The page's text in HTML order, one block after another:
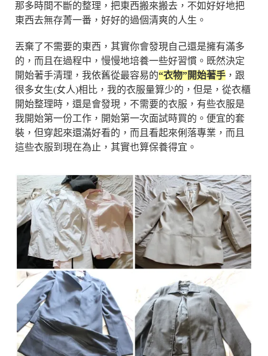
那多時間不斷的整理，把東西搬來搬去，不如好好地把
東西去無存菁一番，好好的過個清爽的人生。
丟棄了不需要的東西，其實你會發現自己還是擁有滿多
的，而且在過程中，慢慢地培養一些好習慣。既然決定
開始著手清理，我依舊從最容易的“衣物”開始著手 ，跟
很多女生(女人)相比，我的衣服量算少的，但是，從衣櫃
開始整理時，還是會發現，不需要的衣服，有些衣服是
我開始第一份工作，開始第一次面試時買的。便宜的套
裝，但穿起來還滿好看的，而且看起來俐落專業，而且
這些衣服到現在為止，其實也算保養得宜。